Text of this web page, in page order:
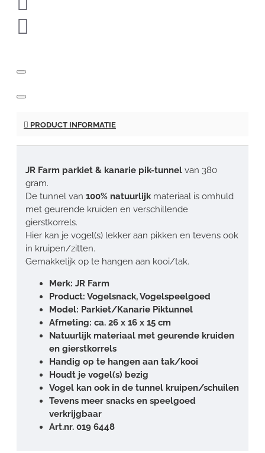
PRODUCT INFORMATIE
JR Farm parkiet & kanarie pik-tunnel van 380
gram.
De tunnel van 100% natuurlijkmateriaal is omhuld
met geurende kruiden en verschillende
gierstkorrels.
Hier kan je vogel(s) lekker aan pikken en tevens ook
in kruipen/zitten.
Gemakkelijk op te hangen aan kooi/tak.
Merk: JR Farm
Product: Vogelsnack, Vogelspeelgoed
Model: Parkiet/Kanarie Piktunnel
Afmeting: ca. 26 x 16 x 15 cm
Natuurlijk materiaal met geurende kruiden
en gierstkorrels
Handig op te hangen aan tak/kooi
Houdt je vogel(s) bezig
Vogel kan ook in de tunnel kruipen/schuilen
Tevens meer snacks en speelgoed
verkrijgbaar
Art.nr. 019 6448